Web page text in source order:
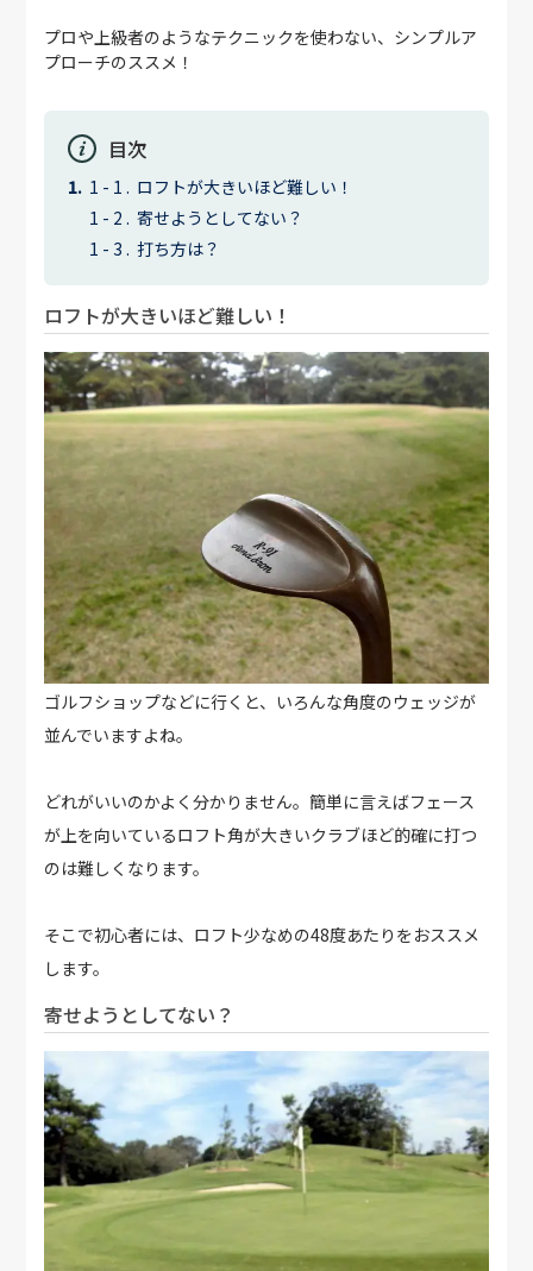
プロや上級者のようなテクニックを使わない、シンプルア
プローチのススメ！
目次
ロフトが大きいほど難しい！
寄せようとしてない？
打ち方は？
ロフトが大きいほど難しい！
ゴルフショップなどに行くと、いろんな角度のウェッジが
並んでいますよね。
どれがいいのかよく分かりません。簡単に言えばフェース
が上を向いているロフト角が大きいクラブほど的確に打つ
のは難しくなります。
そこで初心者には、ロフト少なめの48度あたりをおススメ
します。
寄せようとしてない？